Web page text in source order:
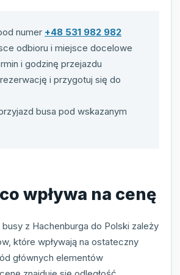
numer +48 531 982 982
odbioru i miejsce docelowe
i godzinę przejazdu
i przygotuj się do
busa pod wskazanym
wpływa na cenę
z Hachenburga do Polski zależy
które wpływają na ostateczny
głównych elementów